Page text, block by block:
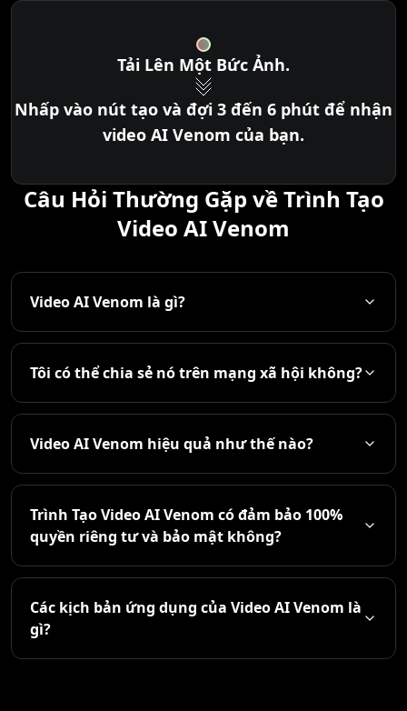
Tải Lên Một Bức Ảnh.
Nhấp vào nút tạo và đợi 3 đến 6 phút để nhận
video AI Venom của bạn.
Câu Hỏi Thường Gặp về Trình Tạo
Video AI Venom
Video AI Venom là gì?
Tôi có thể chia sẻ nó trên mạng xã hội không?
Video AI Venom hiệu quả như thế nào?
Trình Tạo Video AI Venom có đảm bảo 100%
quyền riêng tư và bảo mật không?
Các kịch bản ứng dụng của Video AI Venom là
gì?